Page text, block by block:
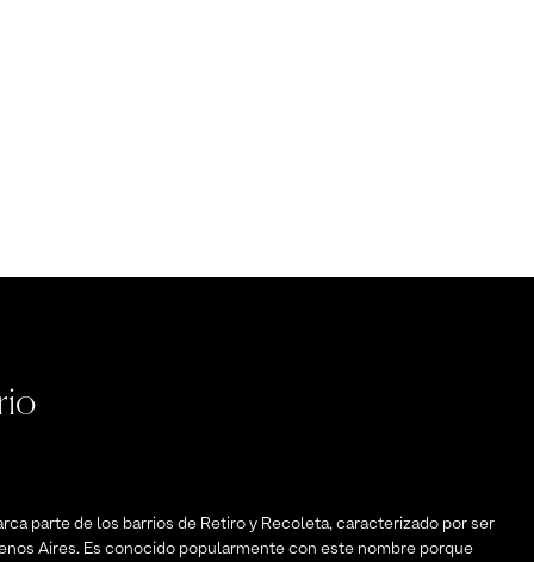
parte de los barrios de Retiro y Recoleta, caracterizado por ser
Aires. Es conocido popularmente con este nombre porque